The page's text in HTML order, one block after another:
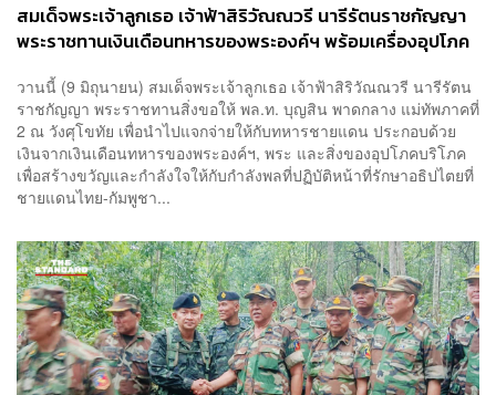
สมเด็จพระเจ้าลูกเธอ เจ้าฟ้าสิริวัณณวรี นารีรัตนราชกัญญา
พระราชทานเงินเดือนทหารของพระองค์ฯ พร้อมเครื่องอุปโภค
วานนี้ (9 มิถุนายน) สมเด็จพระเจ้าลูกเธอ เจ้าฟ้าสิริวัณณวรี นารีรัตน
ราชกัญญา พระราชทานสิ่งขอให้ พล.ท. บุญสิน พาดกลาง แม่ทัพภาคที่
2 ณ วังศุโขทัย เพื่อนำไปแจกจ่ายให้กับทหารชายแดน ประกอบด้วย
เงินจากเงินเดือนทหารของพระองค์ฯ, พระ และสิ่งของอุปโภคบริโภค
เพื่อสร้างขวัญและกำลังใจให้กับกำลังพลที่ปฏิบัติหน้าที่รักษาอธิปไตยที่
ชายแดนไทย-กัมพูชา...